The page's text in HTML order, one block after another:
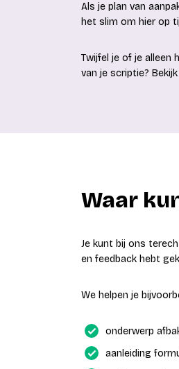
Als je plan van
het slim om hier op
Twijfel je of je alleen
van je scriptie?
Waar
Je kunt bij ons
en feedback hebt
We helpen je
onderwerp
aanleiding